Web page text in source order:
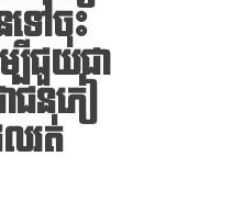
ៅចុះ
បីជួយជា
នភៀ
រត់